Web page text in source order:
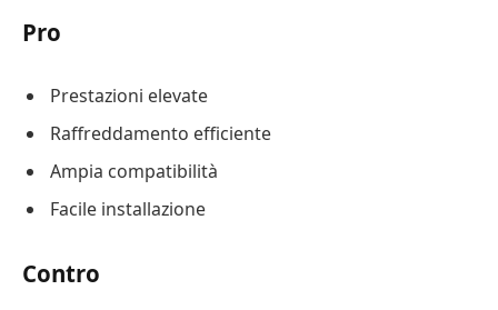
Pro
Prestazioni elevate
Raffreddamento efficiente
Ampia compatibilità
Facile installazione
Contro